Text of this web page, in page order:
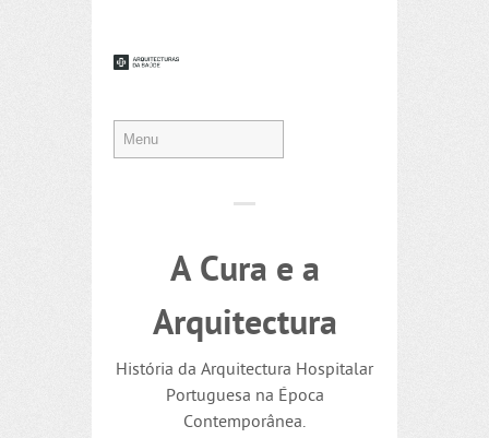
A Cura e a
Arquitectura
História da Arquitectura Hospitalar
Portuguesa na Época
Contemporânea.